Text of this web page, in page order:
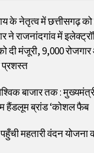
के नेतृत्व में छत्तीसगढ़
ने राजनांदगांव में
दी मंजूरी, 9,000
प्रशस्त
बाजार तक :
हैंडलूम ब्रांड ‘कोशल फैब
महतारी वंदन योजना